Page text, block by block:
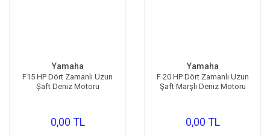
Yamaha
F15 HP Dört Zamanlı Uzun
Şaft Deniz Motoru
0,00 TL
Yamaha
F 20 HP Dört Zamanlı Uzun
Şaft Marşlı Deniz Motoru
0,00 TL